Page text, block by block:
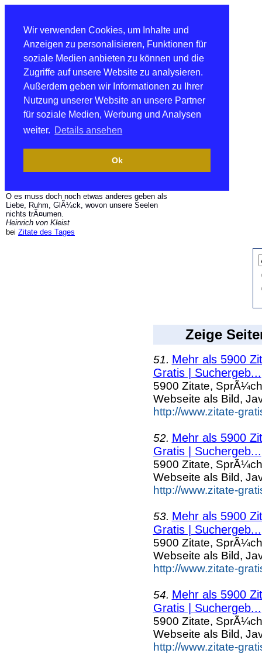
Wir verwenden Cookies, um Inhalte und
Anzeigen zu personalisieren, Funktionen für
soziale Medien anbieten zu können und die
Zugriffe auf unsere Website zu analysieren.
Außerdem geben wir Informationen zu Ihrer
Nutzung unserer Website an unsere Partner
für soziale Medien, Werbung und Analysen
weiter. Details ansehen
Ok
O es muss doch noch etwas anderes geben als
Liebe, Ruhm, GlÃ¼ck, wovon unsere Seelen
nichts trÃ¤umen.
Heinrich von Kleist
bei Zitate des Tages
Zeige
51. Mehr als 5900
Gratis | Suchergeb...
5900 Zitate,
Webseite als Bild,
http://www.zitate-
52. Mehr als 5900
Gratis | Suchergeb...
5900 Zitate,
Webseite als Bild,
http://www.zitate-
53. Mehr als 5900
Gratis | Suchergeb...
5900 Zitate,
Webseite als Bild,
http://www.zitate-
54. Mehr als 5900
Gratis | Suchergeb...
5900 Zitate,
Webseite als Bild,
http://www.zitate-